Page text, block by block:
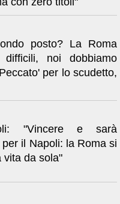
posto? La Roma
noi dobbiamo
per lo scudetto,
"Vincere e sarà
il Napoli: la Roma si
vita da sola"